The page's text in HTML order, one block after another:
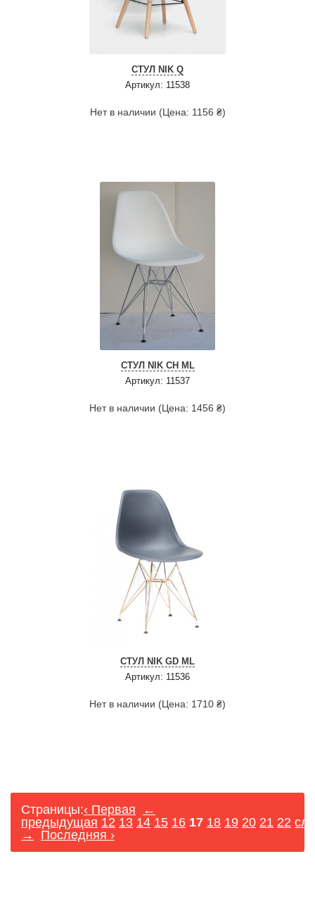
СТУЛ NIK Q
Артикул: 11538
Нет в наличии (Цена: 1156 ₴)
СТУЛ NIK CH ML
Артикул: 11537
Нет в наличии (Цена: 1456 ₴)
СТУЛ NIK GD ML
Артикул: 11536
Нет в наличии (Цена: 1710 ₴)
Страницы:‹ Первая
←
предыдущая 12 13 14 15 16 17 18 19 20 21 22
→
Последняя ›